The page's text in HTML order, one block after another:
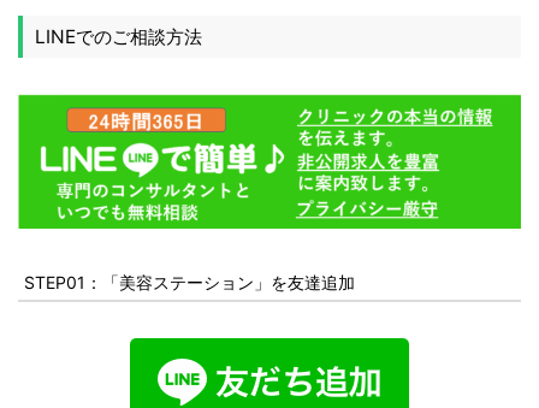
LINEでのご相談方法
STEP01：「美容ステーション」を友達追加